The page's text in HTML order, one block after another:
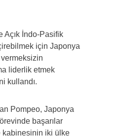
Açık İndo-Pasifik
için Japonya
liderlik etmek
kullandı.
Pompeo, Japonya
başarılar
kabinesinin iki ülke